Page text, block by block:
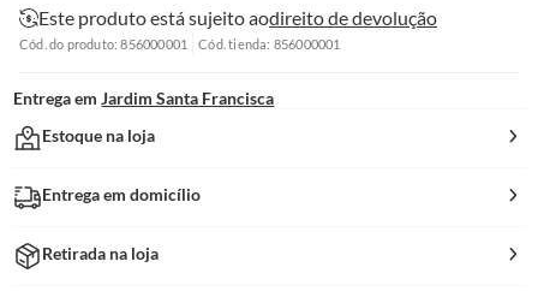
Este produto está sujeito aodireito de devolução
Cód. do produto: 856000001 Cód. tienda: 856000001
Entrega em Jardim Santa Francisca
Estoque na loja
Entrega em domicílio
Retirada na loja